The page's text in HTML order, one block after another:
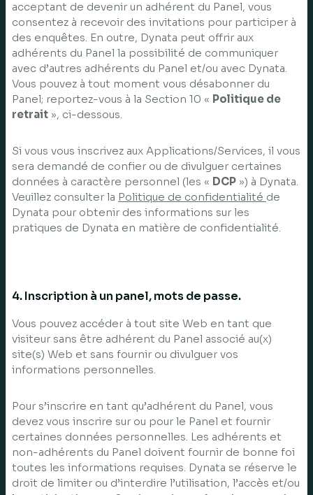
acceptant de devenir un adhérent du Panel, vous
consentez à recevoir des invitations pour participer à
des enquêtes. En outre, Dynata peut offrir aux
adhérents du Panel la possibilité de communiquer
avec d’autres adhérents du Panel et/ou avec Dynata.
Vous pouvez à tout moment vous désabonner du
Panel; reportez-vous à la Section 10 « Politique de
retrait », ci-dessous.
Si vous vous inscrivez aux Applications/Services, il vous
sera demandé de confier ou de divulguer certaines
données à caractère personnel (les « DCP ») à Dynata.
Veuillez consulter la Politique de confidentialité de
Dynata pour obtenir des informations sur les
pratiques de Dynata en matière de confidentialité.
4. Inscription à un panel, mots de passe.
Vous pouvez accéder à tout site Web en tant que
visiteur sans être adhérent du Panel associé au(x)
site(s) Web et sans fournir ou divulguer vos
informations personnelles.
Pour s’inscrire en tant qu’adhérent du Panel, vous
devez vous inscrire sur ou pour le Panel et fournir
certaines données personnelles. Les adhérents et
non-adhérents du Panel doivent fournir de bonne foi
toutes les informations requises. Dynata se réserve le
droit de limiter ou d’interdire l’utilisation, l’accès et/ou